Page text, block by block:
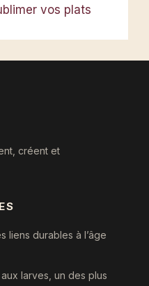
vos plats
créent et
liens durables à l’âge
larves, un des plus